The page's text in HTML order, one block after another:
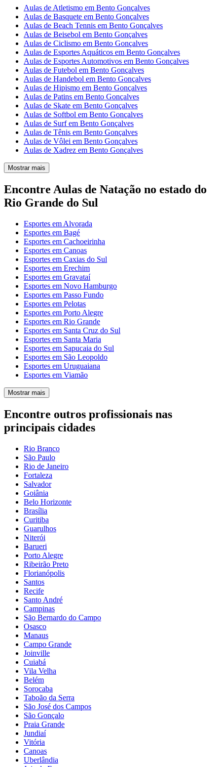
Aulas de Atletismo em Bento Gonçalves
Aulas de Basquete em Bento Gonçalves
Aulas de Beach Tennis em Bento Gonçalves
Aulas de Beisebol em Bento Gonçalves
Aulas de Ciclismo em Bento Gonçalves
Aulas de Esportes Aquáticos em Bento Gonçalves
Aulas de Esportes Automotivos em Bento Gonçalves
Aulas de Futebol em Bento Gonçalves
Aulas de Handebol em Bento Gonçalves
Aulas de Hipismo em Bento Gonçalves
Aulas de Patins em Bento Gonçalves
Aulas de Skate em Bento Gonçalves
Aulas de Softbol em Bento Gonçalves
Aulas de Surf em Bento Gonçalves
Aulas de Tênis em Bento Gonçalves
Aulas de Vôlei em Bento Gonçalves
Aulas de Xadrez em Bento Gonçalves
Mostrar mais
Encontre Aulas de Natação no estado do
Rio Grande do Sul
Esportes em Alvorada
Esportes em Bagé
Esportes em Cachoeirinha
Esportes em Canoas
Esportes em Caxias do Sul
Esportes em Erechim
Esportes em Gravataí
Esportes em Novo Hamburgo
Esportes em Passo Fundo
Esportes em Pelotas
Esportes em Porto Alegre
Esportes em Rio Grande
Esportes em Santa Cruz do Sul
Esportes em Santa Maria
Esportes em Sapucaia do Sul
Esportes em São Leopoldo
Esportes em Uruguaiana
Esportes em Viamão
Mostrar mais
Encontre outros profissionais nas
principais cidades
Rio Branco
São Paulo
Rio de Janeiro
Fortaleza
Salvador
Goiânia
Belo Horizonte
Brasília
Curitiba
Guarulhos
Niterói
Barueri
Porto Alegre
Ribeirão Preto
Florianópolis
Santos
Recife
Santo André
Campinas
São Bernardo do Campo
Osasco
Manaus
Campo Grande
Joinville
Cuiabá
Vila Velha
Belém
Sorocaba
Taboão da Serra
São José dos Campos
São Gonçalo
Praia Grande
Jundiaí
Vitória
Canoas
Uberlândia